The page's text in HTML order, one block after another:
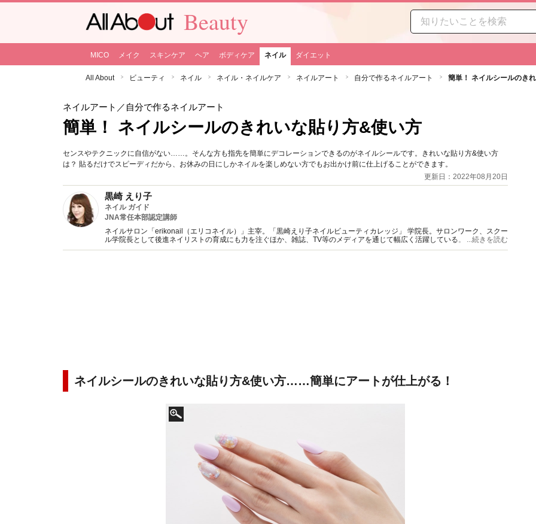
Beauty
MICO メイク スキンケア ヘア ボディケア ネイル ダイエット
All About ビューティ ネイル ネイル・ネイルケア ネイルアート 自分で作るネイルアート 簡単！ ネイルシールのき
ネイルアート ／自分で作るネイルアート
簡単！ ネイルシールのきれいな貼り方&使い方
センスやテクニックに自信がない……。そんな方も指先を簡単にデコレーションできるのがネイルシールです。きれいな貼り方&使い方
は？ 貼るだけでスピーディだから、お休みの日にしかネイルを楽しめない方でもお出かけ前に仕上げることができます。
更新日：2022年08月20日
黒崎 えり子
ネイル ガイド
JNA常任本部認定講師
ネイルサロン「erikonail（エリコネイル）」主宰。「黒崎えり子ネイルビューティカレッジ」 学院長。サロンワーク、スクー
ル学院長として後進ネイリストの育成にも力を注ぐほか、雑誌、TV等のメディアを通じて幅広く活躍している。
...続きを読む
ネイルシールのきれいな貼り方&使い方……簡単にアートが仕上がる！